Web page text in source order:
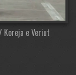
e Veriut